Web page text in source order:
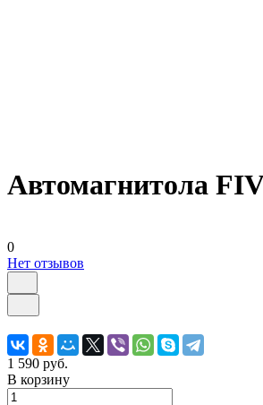
Автомагнитола
0
Нет отзывов
1 590 руб.
В корзину